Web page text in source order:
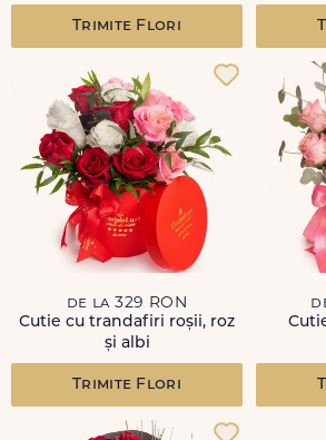
Trimite Flori
de la 329 RON
Cutie cu trandafiri roșii, roz
și albi
Trimite Flori